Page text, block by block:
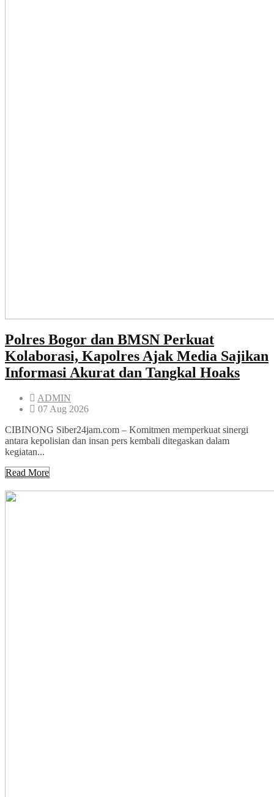
Polres Bogor dan BMSN Perkuat
Kolaborasi, Kapolres Ajak Media Sajikan
Informasi Akurat dan Tangkal Hoaks
ADMIN
07 Aug 2026
CIBINONG Siber24jam.com – Komitmen memperkuat sinergi
antara kepolisian dan insan pers kembali ditegaskan dalam
kegiatan...
Read More